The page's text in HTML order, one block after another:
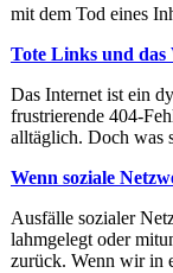
mit dem Tod eines
Tote Links und
Das Internet ist ein
frustrierende 404-
alltäglich. Doch was
Wenn soziale
Ausfälle sozialer
lahmgelegt oder
zurück. Wenn wir in